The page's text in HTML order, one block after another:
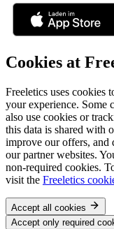
Cookies at
Freeletics uses cookies
your experience. Some
also use cookies or
this data is shared with
improve our offers, and
our partner websites.
non-required cookies.
visit the Freeletics
Accept all cookies
Accept only required